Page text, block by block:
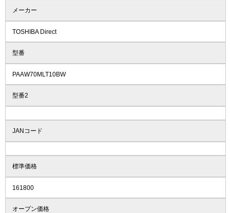
メーカー
TOSHIBA Direct
型番
PAAW70MLT10BW
型番2
JANコード
標準価格
161800
オープン価格